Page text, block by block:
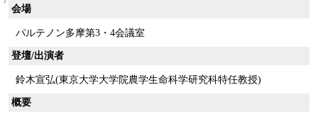
会場
パルテノン多摩第3・4会議室
登壇/出演者
鈴木宣弘(東京大学大学院農学生命科学研究科特任教授)
概要